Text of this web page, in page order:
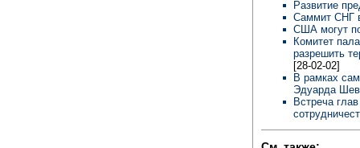
Развитие
Саммит СНГ
США могут
Комитет
разрешить
[28-02-02]
В рамках
Эдуарда
Встреча